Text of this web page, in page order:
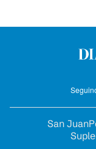
San Juan